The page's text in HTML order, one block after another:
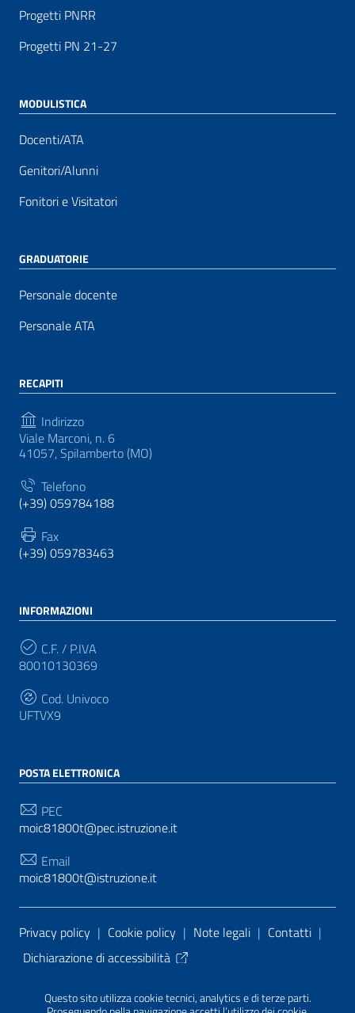
Questo sito utilizza cookie tecnici, analytics e di terze parti.
Progetti PNRR
Progetti PN 21-27
MODULISTICA
Docenti/ATA
Genitori/Alunni
Fonitori e Visitatori
GRADUATORIE
Personale docente
Personale ATA
RECAPITI
Indirizzo
Viale Marconi, n. 6
41057, Spilamberto (MO)
Telefono
(+39) 059784188
Fax
(+39) 059783463
INFORMAZIONI
C.F. / P.IVA
80010130369
Cod. Univoco
UFTVX9
POSTA ELETTRONICA
PEC
moic81800t@pec.istruzione.it
Email
moic81800t@istruzione.it
Sezione Link Utili
Privacy policy | Cookie policy | Note legali | Contatti |
Dichiarazione di accessibilità
PA di AgID
| Realizzato con WordPress da